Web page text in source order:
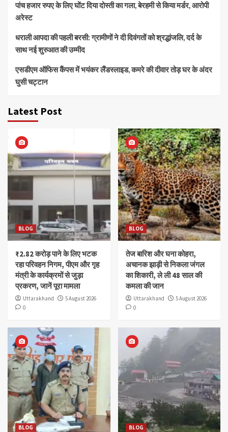
पांच हजार रुपए के लिए घोंट दिया दोस्ती का गला, बेरहमी से किया मर्डर, आरोपी
अरेस्ट
धराली आपदा की पहली बरसी: ग्रामीणों ने दी दिवंगतों को श्रद्धांजलि, दर्द के
साथ नई शुरुआत की उम्मीद
एसडीएम ऑफिस कैंपस में भयंकर लैंडस्लाइड, कमरे की दीवार तोड़ घर के अंदर
घुसी चट्टान
Latest Post
BLOG
₹2.82 करोड़ पाने के लिए भटक
रहा परिवहन निगम, पीएम और गृह
मंत्री के कार्यक्रमों से जुड़ा
प्रकरण, जानें पूरा मामला
Uttarakhand
5 August 2026
0
BLOG
तेज बारिश और घना कोहरा,
अचानक झाड़ी से निकला जंगल
का शिकारी, ले ली 48 साल की
कमला की जान
Uttarakhand
5 August 2026
0
BLOG BLOG